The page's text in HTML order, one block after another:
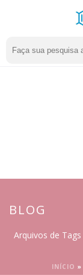
BLOG
Arquivos de
INÍCIO »